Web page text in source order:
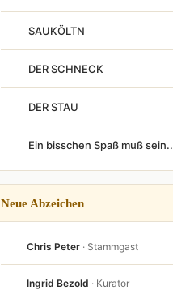
SAUKÖLTN
DER SCHNECK
DER STAU
Ein bisschen Spaß muß sein..
Neue Abzeichen
Chris Peter · Stammgast
Ingrid Bezold · Kurator